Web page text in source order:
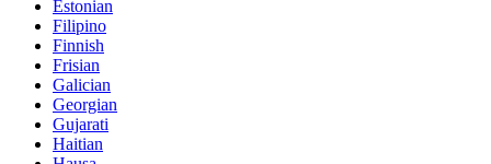
Estonian
Filipino
Finnish
Frisian
Galician
Georgian
Gujarati
Haitian